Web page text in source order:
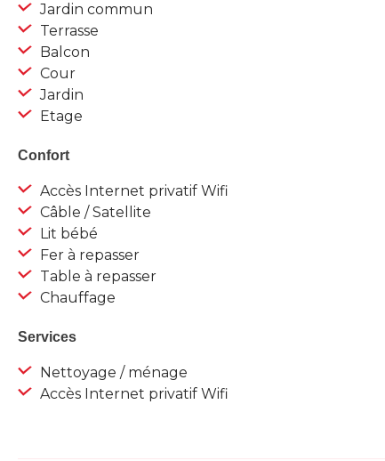
Jardin commun
Terrasse
Balcon
Cour
Jardin
Etage
Confort
Accès Internet privatif Wifi
Câble / Satellite
Lit bébé
Fer à repasser
Table à repasser
Chauffage
Services
Nettoyage / ménage
Accès Internet privatif Wifi